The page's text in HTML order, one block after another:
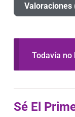
Valoraciones
Todavía no
Sé El